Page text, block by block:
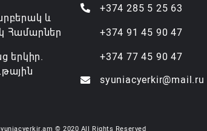
և
Համարներ
երկիր.
+374 285 5 25 63
+374 91 45 90 47
+374 77 45 90 47
syuniacyerkir@mail.ru
© 2020 All Rights Reserved